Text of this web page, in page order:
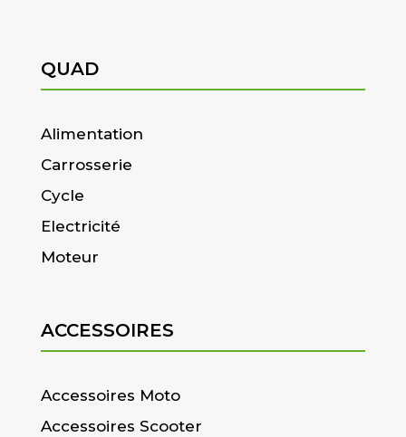
QUAD
Alimentation
Carrosserie
Cycle
Electricité
Moteur
ACCESSOIRES
Accessoires Moto
Accessoires Scooter